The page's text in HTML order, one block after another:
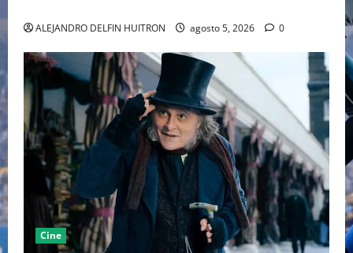
ALEJANDRO DELFIN HUITRON agosto 5, 2026 0
Cine